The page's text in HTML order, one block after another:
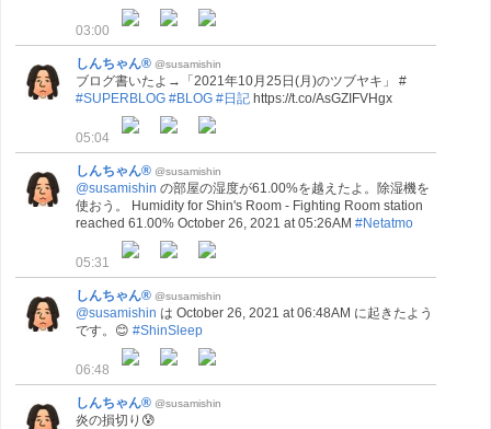
03:00
しんちゃん® @susamishin
ブログ書いたよ→「2021年10月25日(月)のツブヤキ」 #
#SUPERBLOG #BLOG #日記 https://t.co/AsGZIFVHgx
05:04
しんちゃん® @susamishin
@susamishin の部屋の湿度が61.00%を越えたよ。除湿機を
使おう。 Humidity for Shin's Room - Fighting Room station
reached 61.00% October 26, 2021 at 05:26AM #Netatmo
05:31
しんちゃん® @susamishin
@susamishin は October 26, 2021 at 06:48AM に起きたよう
です。😊 #ShinSleep
06:48
しんちゃん® @susamishin
炎の損切り😰